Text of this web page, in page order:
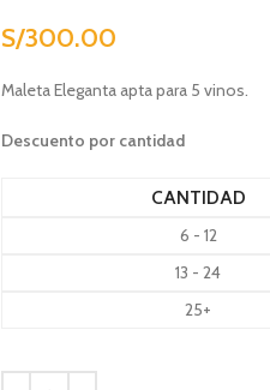
S/300.00
Maleta Eleganta apta para 5 vinos.
Descuento por cantidad
CANTIDAD
6 - 12
13 - 24
25+